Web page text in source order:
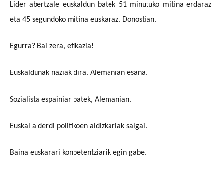
Lider abertzale euskaldun batek 51 minutuko mitina erdaraz
eta 45 segundoko mitina euskaraz. Donostian.
Egurra? Bai zera, efikazia!
Euskaldunak naziak dira. Alemanian esana.
Sozialista espainiar batek, Alemanian.
Euskal alderdi politikoen aldizkariak salgai.
Baina euskarari konpetentziarik egin gabe.